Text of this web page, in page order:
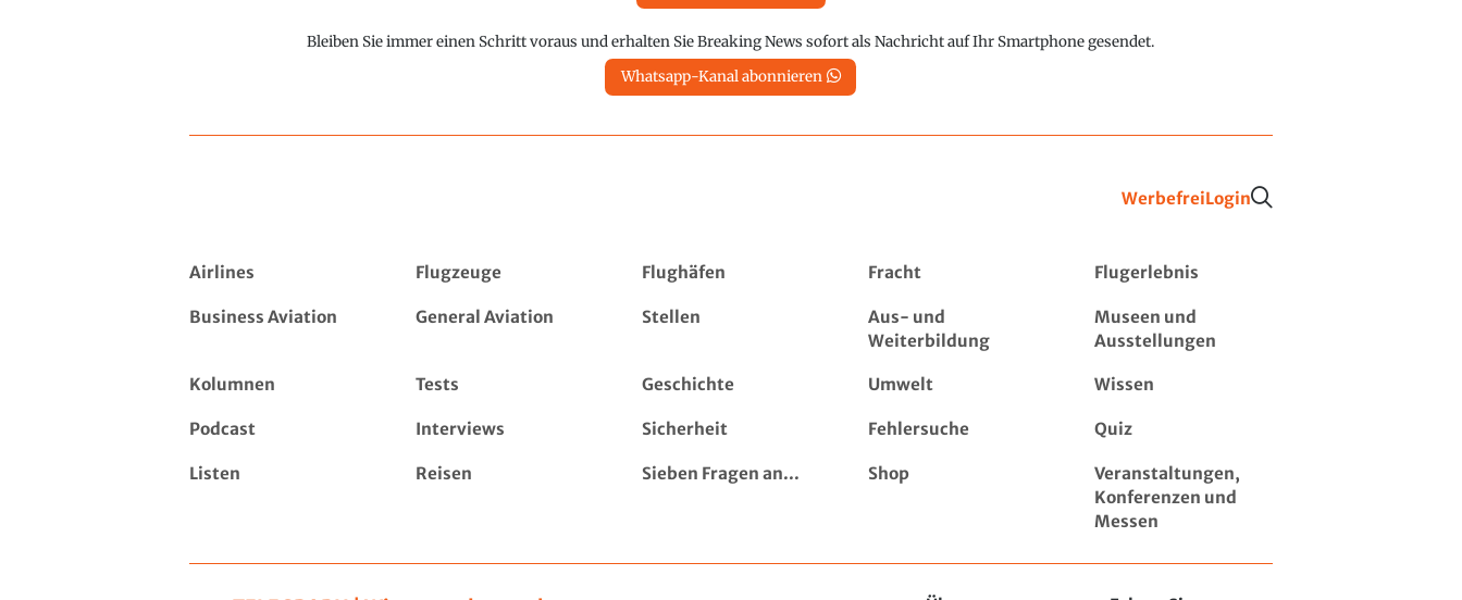
Bleiben Sie immer einen Schritt voraus und erhalten Sie Breaking News sofort als Nachricht auf Ihr Smartphone gesendet.
Whatsapp-Kanal abonnieren
WerbefreiLogin
Airlines Flugzeuge Flughäfen Fracht Flugerlebnis
Business Aviation General Aviation Stellen
Aus- und
Weiterbildung
Museen und
Ausstellungen
Kolumnen Tests Geschichte Umwelt Wissen
Podcast Interviews Sicherheit Fehlersuche Quiz
Listen Reisen Sieben Fragen an... Shop
Veranstaltungen,
Konferenzen und
Messen